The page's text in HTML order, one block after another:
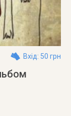
Вхід: 50 грн